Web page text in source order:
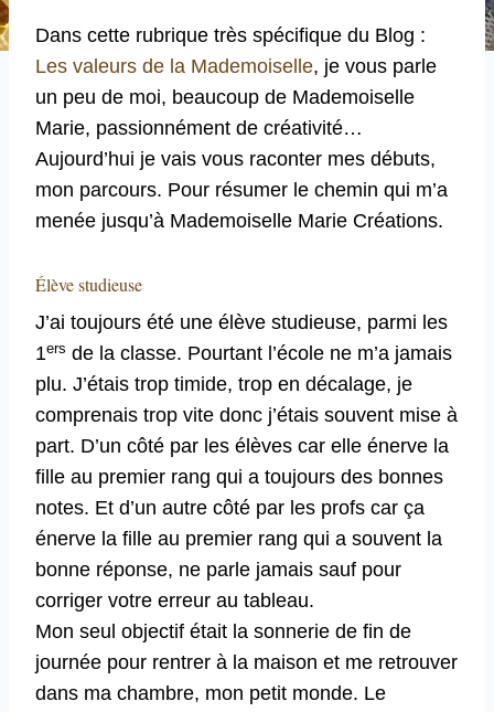
Dans cette rubrique très spécifique du Blog :
Les valeurs de la Mademoiselle, je vous parle
un peu de moi, beaucoup de Mademoiselle
Marie, passionnément de créativité…
Aujourd’hui je vais vous raconter mes débuts,
mon parcours. Pour résumer le chemin qui m’a
menée jusqu’à Mademoiselle Marie Créations.
Élève studieuse
J’ai toujours été une élève studieuse, parmi les
1ers de la classe. Pourtant l’école ne m’a jamais
plu. J’étais trop timide, trop en décalage, je
comprenais trop vite donc j’étais souvent mise à
part. D’un côté par les élèves car elle énerve la
fille au premier rang qui a toujours des bonnes
notes. Et d’un autre côté par les profs car ça
énerve la fille au premier rang qui a souvent la
bonne réponse, ne parle jamais sauf pour
corriger votre erreur au tableau.
Mon seul objectif était la sonnerie de fin de
journée pour rentrer à la maison et me retrouver
dans ma chambre, mon petit monde. Le